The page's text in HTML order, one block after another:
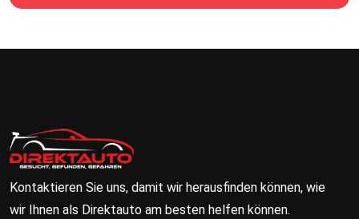
Kontaktieren Sie uns, damit wir herausfinden können, wie
wir Ihnen als Direktauto am besten helfen können.